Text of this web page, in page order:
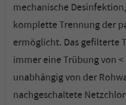
mechanische
komplette Trennung der
ermöglicht. Das gefilterte
immer eine Trübung von <
unabhängig von der
nachgeschaltete